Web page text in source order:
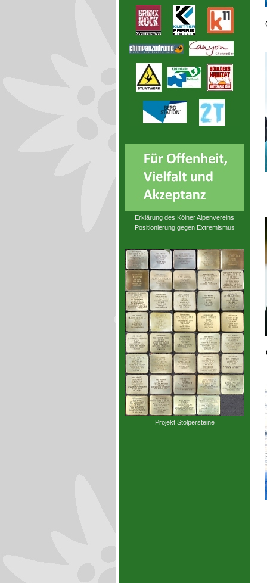
Erklärung des Kölner Alpenvereins
Positionierung gegen Extremismus
Projekt Stolpersteine